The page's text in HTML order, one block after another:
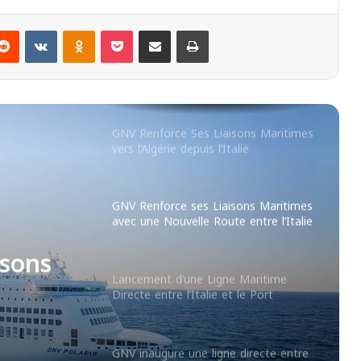
GNV Renforce les Liaisons Maritimes
entre l’Italie et l’Algérie avec une
Annaba
GNV Renforce Ses Liaisons Maritimes
vers l’Algérie depuis l’Italie
GNV Renforce ses Liaisons Maritimes
avec une Nouvelle Route entre l’Italie
Lancement d’une Ligne Maritime
Directe entre l’Italie et le Port
d’Annaba
GNV inaugure une ligne directe entre